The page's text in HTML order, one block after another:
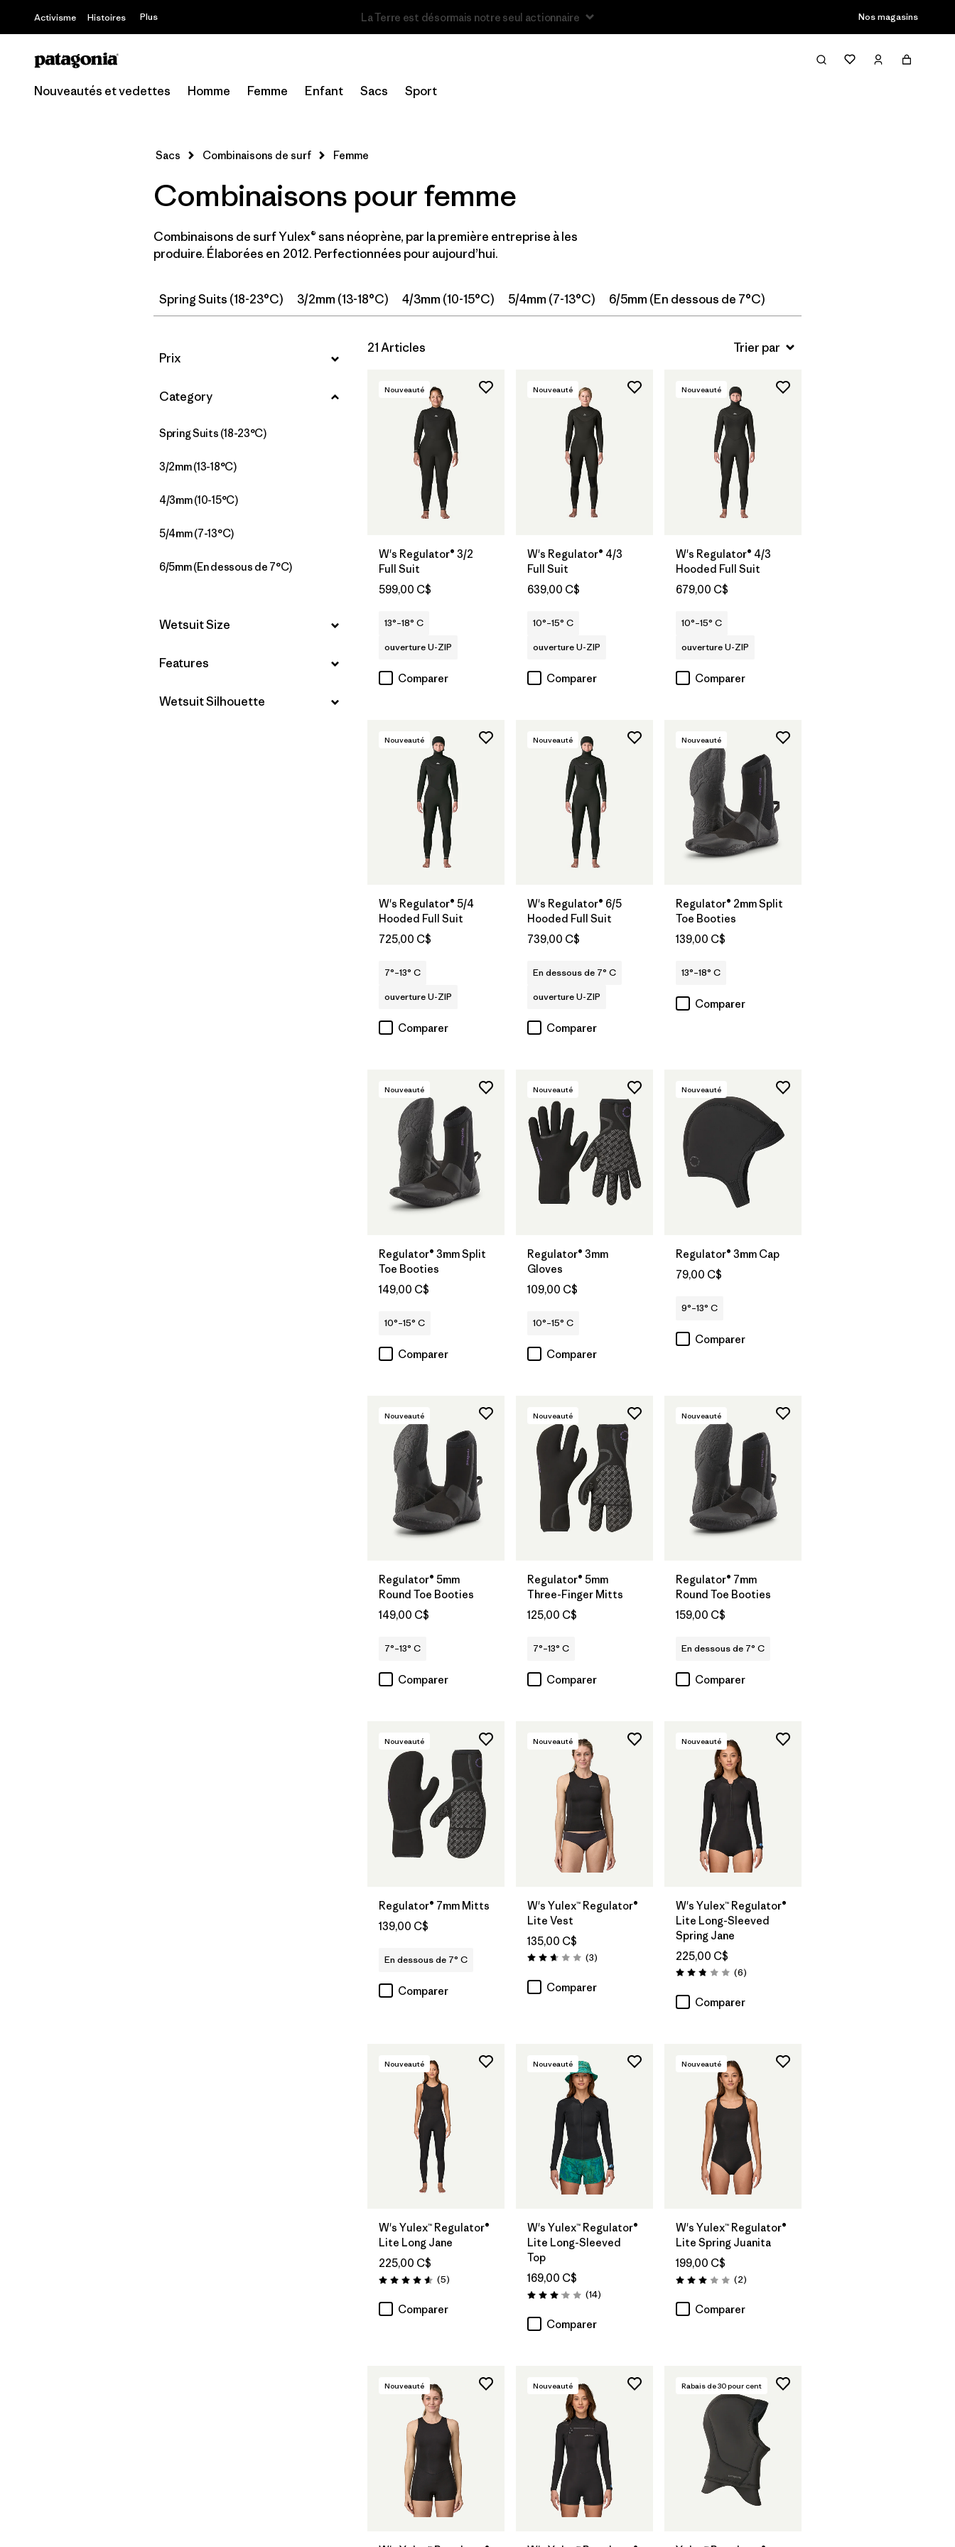
Activisme Histoires Plus Lire notre Rapport d’avancement Nos magasins
Nouveautés et vedettes Homme Femme Enfant Sacs Sport
Filter & Sort
Sacs Combinaisons de surf Femme
Combinaisons pour femme
Combinaisons de surf Yulex® sans néoprène, par la première entreprise à les
produire. Élaborées en 2012. Perfectionnées pour aujourd’hui.
Spring Suits (18-23°C) 3/2mm (13-18°C) 4/3mm (10-15°C) 5/4mm (7-13°C) 6/5mm (En dessous de 7°C)
Filtrer par
Prix
Filtrer par
Category
Spring Suits (18-23°C)
3/2mm (13-18°C)
4/3mm (10-15°C)
5/4mm (7-13°C)
6/5mm (En dessous de 7°C)
Filtrer par
Wetsuit Size
Filtrer par
Features
Filtrer par
Wetsuit Silhouette
21 Articles
Nouveauté
W's Regulator® 3/2
Full Suit
599,00 C$
13°–18° C
ouverture U-ZIP
Comparer
Nouveauté
W's Regulator® 4/3
Full Suit
639,00 C$
10°–15° C
ouverture U-ZIP
Comparer
Nouveauté
W's Regulator® 4/3
Hooded Full Suit
679,00 C$
10°–15° C
ouverture U-ZIP
Comparer
Nouveauté
W's Regulator® 5/4
Hooded Full Suit
725,00 C$
7°–13° C
ouverture U-ZIP
Comparer
Nouveauté
W's Regulator® 6/5
Hooded Full Suit
739,00 C$
En dessous de 7° C
ouverture U-ZIP
Comparer
Nouveauté
Regulator® 2mm Split
Toe Booties
139,00 C$
13°–18° C
Comparer
Nouveauté
Regulator® 3mm Split
Toe Booties
149,00 C$
10°–15° C
Comparer
Nouveauté
Regulator® 3mm
Gloves
109,00 C$
10°–15° C
Comparer
Nouveauté
Regulator® 3mm Cap
79,00 C$
9°–13° C
Comparer
Nouveauté
Regulator® 5mm
Round Toe Booties
149,00 C$
7°–13° C
Comparer
Nouveauté
Regulator® 5mm
Three-Finger Mitts
125,00 C$
7°–13° C
Comparer
Nouveauté
Regulator® 7mm
Round Toe Booties
159,00 C$
En dessous de 7° C
Comparer
Nouveauté
Regulator® 7mm Mitts
139,00 C$
En dessous de 7° C
Comparer
Nouveauté
W's Yulex™ Regulator®
Lite Vest
135,00 C$
Évaluation: 2.7 / 5
(3Avis
)
Comparer
Nouveauté
W's Yulex™ Regulator®
Lite Long-Sleeved
Spring Jane
225,00 C$
Évaluation: 2.8 / 5
(6Avis
)
Comparer
Nouveauté
W's Yulex™ Regulator®
Lite Long Jane
225,00 C$
Évaluation: 4.6 / 5
(5Avis
)
Comparer
Nouveauté
W's Yulex™ Regulator®
Lite Long-Sleeved
Top
169,00 C$
Évaluation: 3.1 / 5
(14Avis
)
Comparer
Nouveauté
W's Yulex™ Regulator®
Lite Spring Juanita
199,00 C$
Évaluation: 3.0 / 5
(2Avis
)
Comparer
Nouveauté Nouveauté Rabais de30pour cent